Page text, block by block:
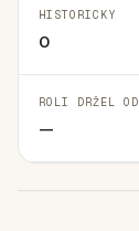
HISTORICKY
0
ROLI DRŽEL OD
—